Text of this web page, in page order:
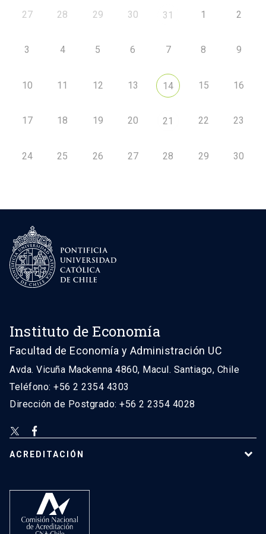
27 28 29 30 31 1 2
3 4 5 6 7 8 9
10 11 12 13 14 15 16
17 18 19 20 21 22 23
24 25 26 27 28 29 30
Instituto de Economía
Facultad de Economía y Administración UC
Avda. Vicuña Mackenna 4860, Macul. Santiago, Chile
Teléfono: +56 2 2354 4303
Dirección de Postgrado: +56 2 2354 4028
ACREDITACIÓN